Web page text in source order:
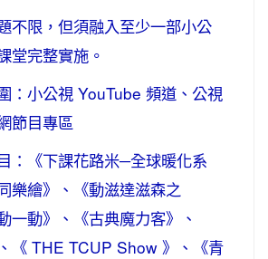
不限，但須融入至少一部小公
堂完整實施。
：小公視 YouTube 頻道、公視
節目專區
：《下課花路米─全球暖化系
樂繪》、《動滋達滋森之
一動》、《古典魔力客》、
《 THE TCUP Show 》、《青